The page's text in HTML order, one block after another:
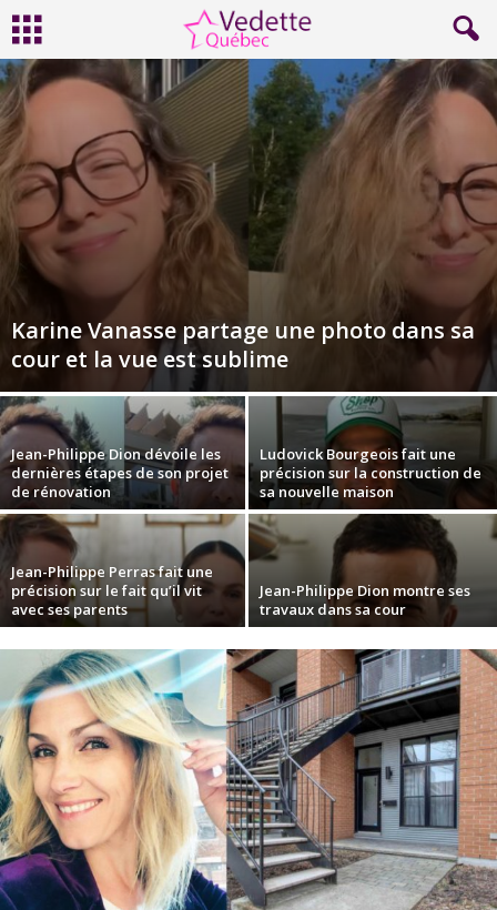
Karine Vanasse partage une photo dans sa
cour et la vue est sublime
Jean-Philippe Dion dévoile les
dernières étapes de son projet
de rénovation
Ludovick Bourgeois fait une
précision sur la construction de
sa nouvelle maison
Jean-Philippe Perras fait une
précision sur le fait qu’il vit
avec ses parents
Jean-Philippe Dion montre ses
travaux dans sa cour